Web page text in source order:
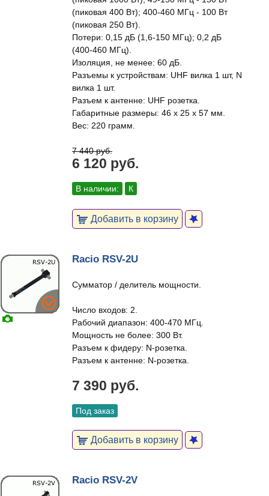
(пиковая 400 Вт); 400-460 МГц - 100 Вт
(пиковая 250 Вт).
Потери: 0,15 дБ (1,6-150 МГц); 0,2 дБ
(400-460 МГц).
Изоляция, не менее: 60 дБ.
Разъемы к устройствам: UHF вилка 1 шт, N
вилка 1 шт.
Разъем к антенне: UHF розетка.
Габаритные размеры: 46 x 25 x 57 мм.
Вес: 220 грамм.
7 440 руб.
6 120 руб.
В наличии: К
Добавить в корзину
Racio RSV-2U
Сумматор / делитель мощности.
Число входов: 2.
Рабочий диапазон: 400-470 МГц.
Мощность не более: 300 Вт.
Разъем к фидеру: N-розетка.
Разъем к антенне: N-розетка.
7 390 руб.
Под заказ
Добавить в корзину
Racio RSV-2V